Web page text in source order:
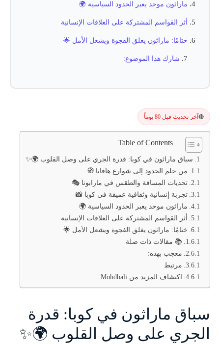
ماراثون موحد يعبر الحدود السياسية 🌍
أثر القواسم المشتركة على العلاقات الإنسانية
ختامًا: ماراثون يغلق الفجوة ويشعل الأمل 🌟
شارك هذا الموضوع:
🔴 آخر تحديث قبل 80 يوماً
Table of Contents
سباق ماراثون في كوبا: قدرة الجري على وصل القلوب 🌍✨
من حلم الحدود إلى شوارع هافانا 🧭
تحديات المسافة والطقس في مارابونا 🎭
تجربة إنسانية وثقافية عميقة في كوبا 📸
ماراثون موحد يعبر الحدود السياسية 🌍
أثر القواسم المشتركة على العلاقات الإنسانية
ختامًا: ماراثون يغلق الفجوة ويشعل الأمل 🌟
📚 مقالات ذات صلة
معجب بهذه:
مرتبط
اكتشاف المزيد من Mohdbali
سباق ماراثون في كوبا: قدرة
الجري على وصل القلوب 🌍✨